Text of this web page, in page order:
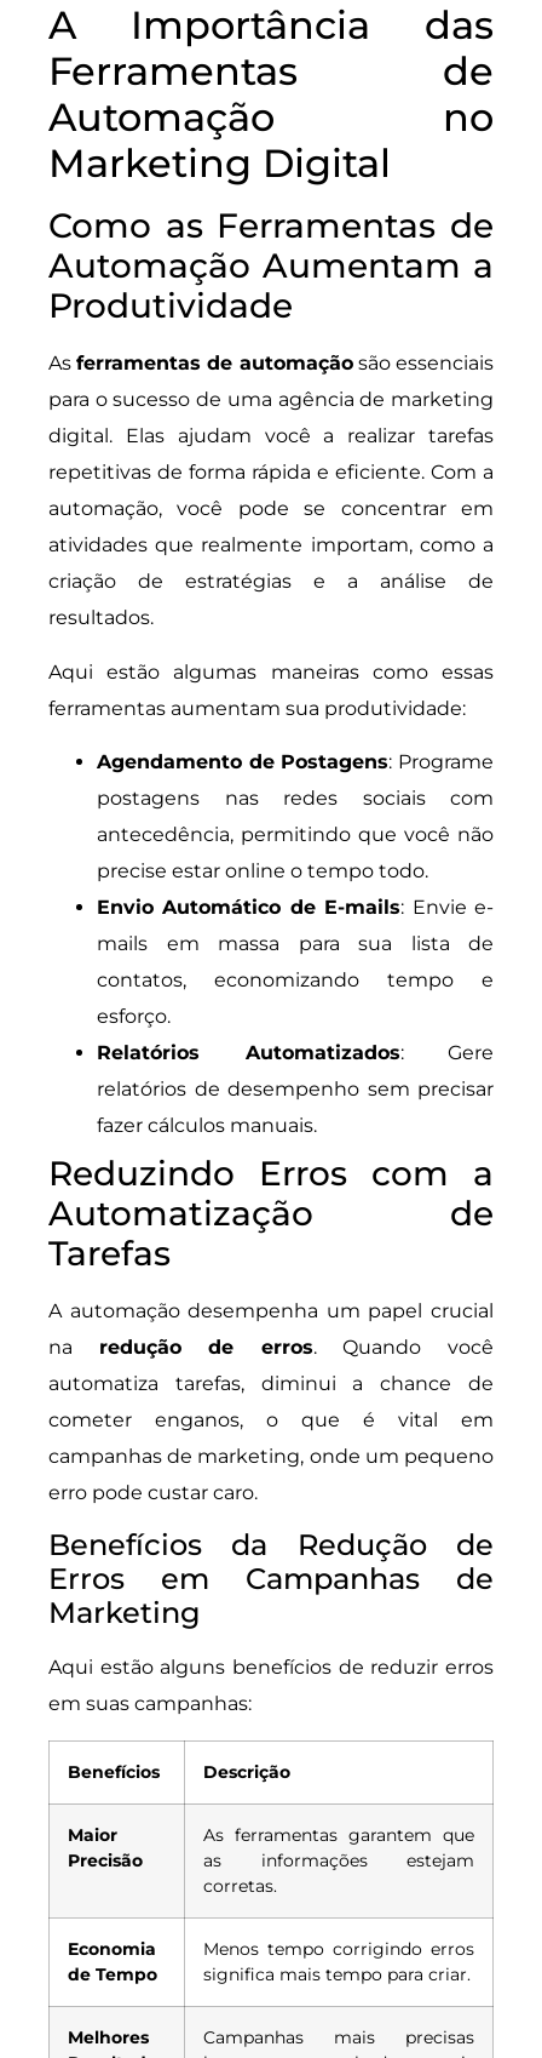
A Importância das
Ferramentas de
Automação no
Marketing Digital
Como as Ferramentas de
Automação Aumentam a
Produtividade
Asferramentas de automaçãosão essenciais
para o sucesso de uma agência de marketing
digital. Elas ajudam você a realizar tarefas
repetitivas de forma rápida e eficiente. Com a
automação, você pode se concentrar em
atividades que realmente importam, como a
criação de estratégias e a análise de
resultados.
Aqui estão algumas maneiras como essas
ferramentas aumentam sua produtividade:
Agendamento de Postagens: Programe
postagens nas redes sociais com
antecedência, permitindo que você não
precise estar online o tempo todo.
Envio Automático de E-mails: Envie e-
mails em massa para sua lista de
contatos, economizando tempo e
esforço.
Relatórios Automatizados: Gere
relatórios de desempenho sem precisar
fazer cálculos manuais.
Reduzindo Erros com a
Automatização de
Tarefas
A automação desempenha um papel crucial
na redução de erros. Quando você
automatiza tarefas, diminui a chance de
cometer enganos, o que é vital em
campanhas de marketing, onde um pequeno
erro pode custar caro.
Benefícios da Redução de
Erros em Campanhas de
Marketing
Aqui estão alguns benefícios de reduzir erros
em suas campanhas:
Benefícios Descrição
Maior
Precisão
As ferramentas garantem que
as informações estejam
corretas.
Economia
de Tempo
Menos tempo corrigindo erros
significa mais tempo para criar.
Melhores
Campanhas mais precisas